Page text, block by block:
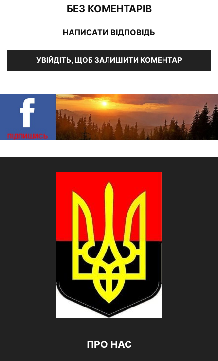
БЕЗ КОМЕНТАРІВ
НАПИСАТИ ВІДПОВІДЬ
УВІЙДІТЬ, ЩОБ ЗАЛИШИТИ КОМЕНТАР
ПРО НАС